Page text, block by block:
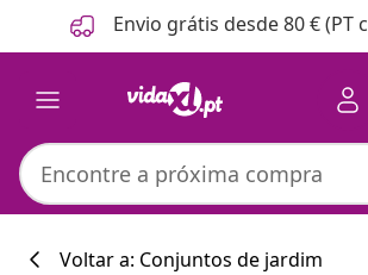
Anterior
Seguinte Envio grátis desde 80 € (PT
Voltar a: Conjuntos de jardim